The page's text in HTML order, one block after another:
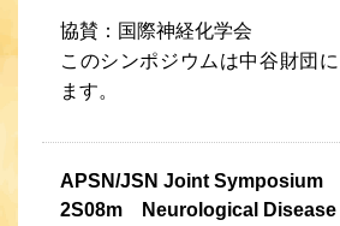
協賛：国際神経化学会
このシンポジウムは中谷財団
ます。
APSN/JSN Joint Symposium
2S08m Neurological Disease